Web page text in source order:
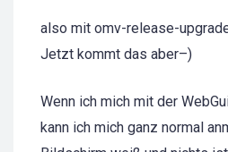
also mit omv-release-
Jetzt kommt das aber–)
Wenn ich mich mit der
kann ich mich ganz normal